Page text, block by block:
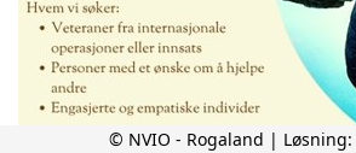
© NVIO - Rogaland | Løsning: